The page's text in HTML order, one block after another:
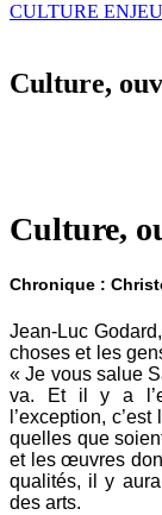
CULTURE ENJEU
Culture,
Culture,
Chronique :
Jean-Luc
choses et les
« Je vous salue
va. Et il y a
l’exception,
quelles que
et les œuvres
qualités, il y
des arts.